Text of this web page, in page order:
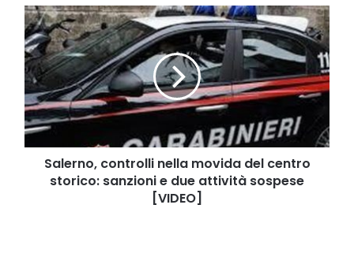
alloro
ai
caduti
Salerno,
controlli
nella
movida
del
centro
storico:
sanzioni
e
due
attività
Salerno, controlli nella movida del centro
storico: sanzioni e due attività sospese
[VIDEO]